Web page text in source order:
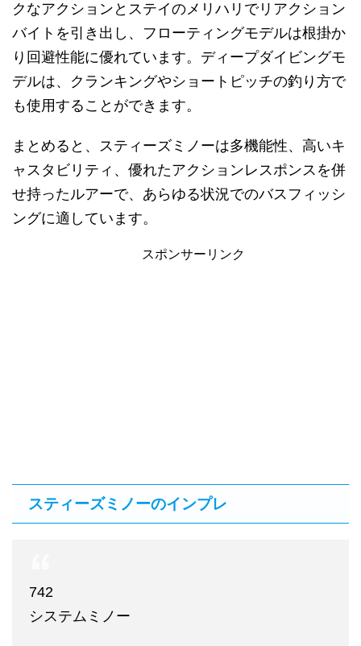
クなアクションとステイのメリハリでリアクション
バイトを引き出し、フローティングモデルは根掛か
り回避性能に優れています。ディープダイビングモ
デルは、クランキングやショートピッチの釣り方で
も使用することができます。
まとめると、スティーズミノーは多機能性、高いキ
ャスタビリティ、優れたアクションレスポンスを併
せ持ったルアーで、あらゆる状況でのバスフィッシ
ングに適しています。
スポンサーリンク
スティーズミノーのインプレ
742
システムミノー